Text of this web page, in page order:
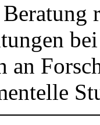
Beratung
an